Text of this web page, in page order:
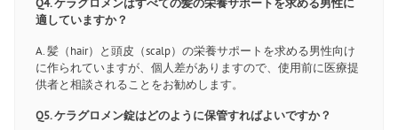
Q4. ケラグロメンはすべての髪の栄養サポートを求める男性に
適していますか？
A. 髪（hair）と頭皮（scalp）の栄養サポートを求める男性向け
に作られていますが、個人差がありますので、使用前に医療提
供者と相談されることをお勧めします。
Q5. ケラグロメン錠はどのように保管すればよいですか？